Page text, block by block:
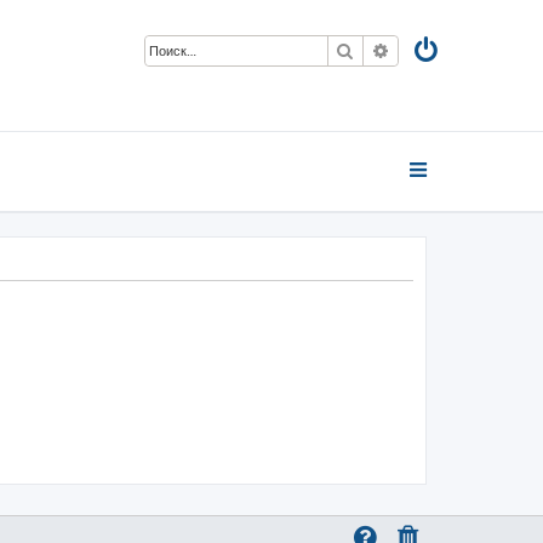
Поиск Расширенный